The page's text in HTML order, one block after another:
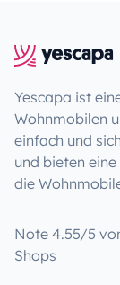
Yescapa ist
Wohnmobilen
einfach und
und bieten
die
Note 4.55/5
Shops